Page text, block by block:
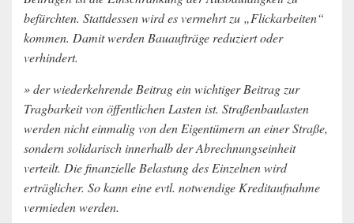
befürchten. Stattdessen wird es vermehrt zu „Flickarbeiten“
kommen. Damit werden Bauaufträge reduziert oder
verhindert.
» der wiederkehrende Beitrag ein wichtiger Beitrag zur
Tragbarkeit von öffentlichen Lasten ist. Straßenbaulasten
werden nicht einmalig von den Eigentümern an einer Straße,
sondern solidarisch innerhalb der Abrechnungseinheit
verteilt. Die finanzielle Belastung des Einzelnen wird
erträglicher. So kann eine evtl. notwendige Kreditaufnahme
vermieden werden.